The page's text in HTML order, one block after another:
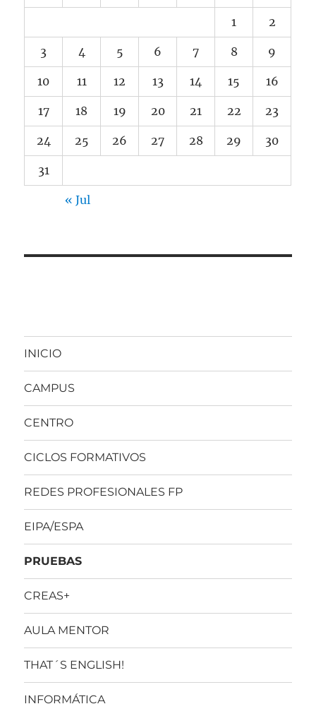
1 2
3 4 5 6 7 8 9
10 11 12 13 14 15 16
17 18 19 20 21 22 23
24 25 26 27 28 29 30
31
« Jul
INICIO
CAMPUS
CENTRO
CICLOS FORMATIVOS
REDES PROFESIONALES FP
EIPA/ESPA
PRUEBAS
CREAS+
AULA MENTOR
THAT´S ENGLISH!
INFORMÁTICA